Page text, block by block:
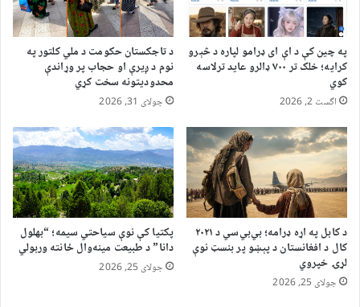
په چین کې د اې ای ډرامو لپاره د څېرو
کرایه؛ خلک تر ۷۰۰ ډالرو عاید ترلاسه
کوي
اگست 2, 2026
د تاجکستان حکومت د ملي کلتور په
نوم د ږیرې او حجاب پر وړاندې
محدودیتونه سخت کړي
جولای 31, 2026
د کابل په اړه ډرامه؛ بي‌بي‌سي د ۲۰۲۱
کال د افغانستان د پېښو پر بنسټ نوې
لړۍ خپروي
جولای 25, 2026
پکتیا کې نوې سیاحتي سیمه؛ “بهلول
دانا” د طبیعت مینه‌وال ځانته وربولي
جولای 25, 2026